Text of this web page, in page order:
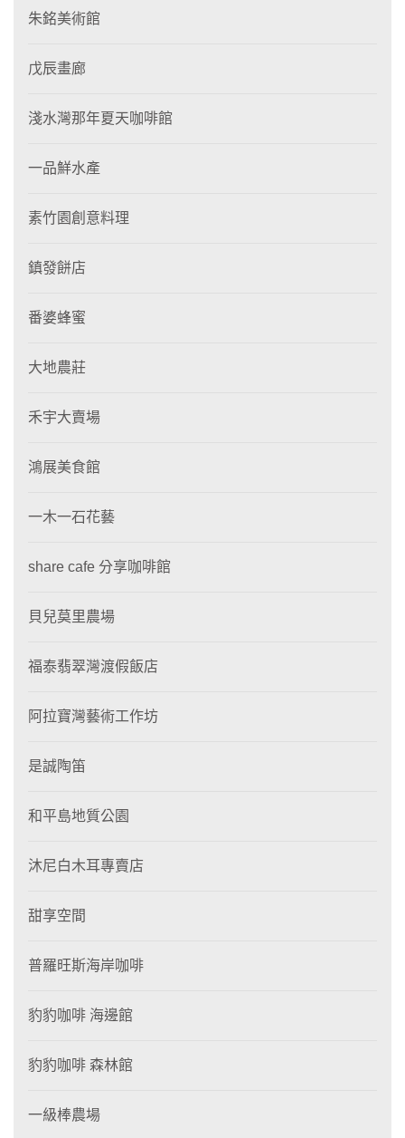
朱銘美術館
戊辰畫廊
淺水灣那年夏天咖啡館
一品鮮水產
素竹園創意料理
鎮發餅店
番婆蜂蜜
大地農莊
禾宇大賣場
鴻展美食館
一木一石花藝
share cafe 分享咖啡館
貝兒莫里農場
福泰翡翠灣渡假飯店
阿拉寶灣藝術工作坊
是誠陶笛
和平島地質公園
沐尼白木耳專賣店
甜享空間
普羅旺斯海岸咖啡
豹豹咖啡 海邊館
豹豹咖啡 森林館
一級棒農場